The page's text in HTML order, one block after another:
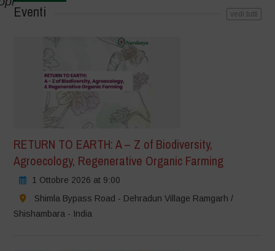
Eventi vedi tutti
RETURN TO EARTH: A – Z of Biodiversity,
Agroecology, Regenerative Organic Farming
1 Ottobre 2026 at 9:00
Shimla Bypass Road - Dehradun Village Ramgarh /
Shishambara - India